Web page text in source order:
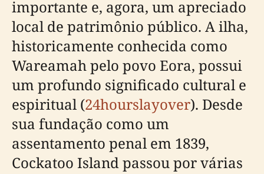
importante e, agora, um apreciado
local de patrimônio público. A ilha,
historicamente conhecida como
Wareamah pelo povo Eora, possui
um profundo significado cultural e
espiritual (24hourslayover). Desde
sua fundação como um
assentamento penal em 1839,
Cockatoo Island passou por várias